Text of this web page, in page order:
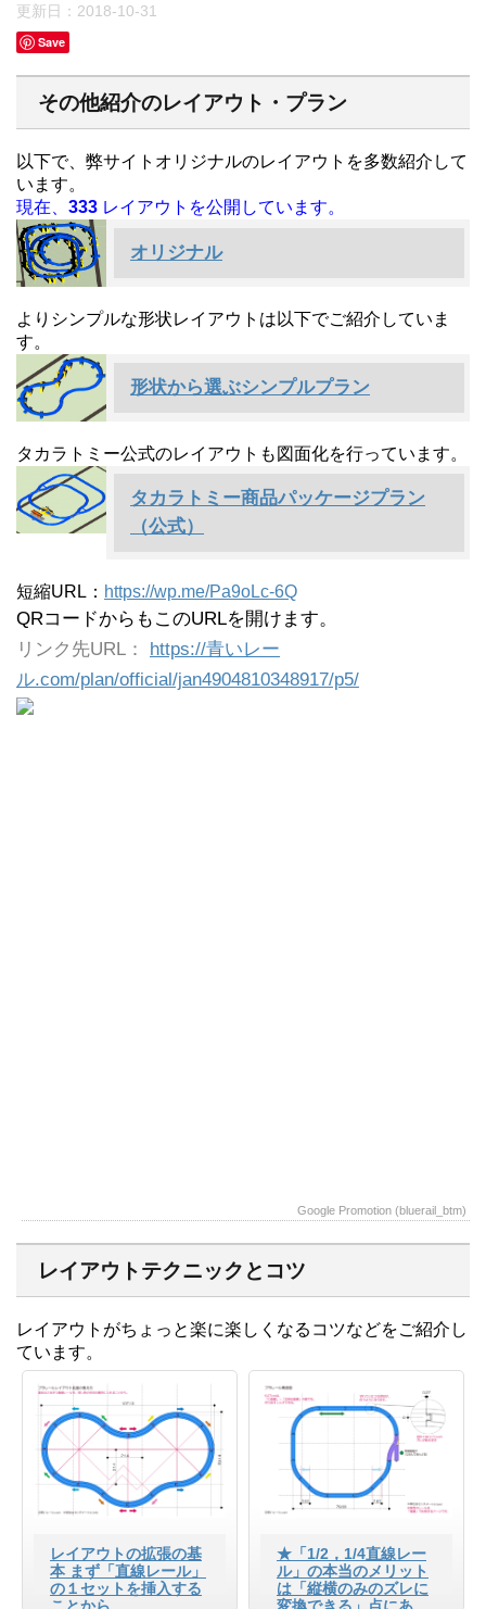
更新日： 2018-10-31
Save
その他紹介のレイアウト・プラン
以下で、弊サイトオリジナルのレイアウトを多数紹介して
います。
現在、 333 レイアウトを公開しています。
オリジナル
よりシンプルな形状レイアウトは以下でご紹介していま
す。
形状から選ぶシンプルプラン
タカラトミー公式のレイアウトも図面化を行っています。
タカラトミー商品パッケージプラン
（公式）
短縮URL： https://wp.me/Pa9oLc-6Q
QRコードからもこのURLを開けます。
リンク先URL： https://青いレー
ル.com/plan/official/jan4904810348917/p5/
Google Promotion (bluerail_btm)
レイアウトテクニックとコツ
レイアウトがちょっと楽に楽しくなるコツなどをご紹介し
ています。
レイアウトの拡張の基
本 まず「直線レール」
の１セットを挿入する
★「1/2，1/4直線レー
ル」の本当のメリット
は「縦横のみのズレに